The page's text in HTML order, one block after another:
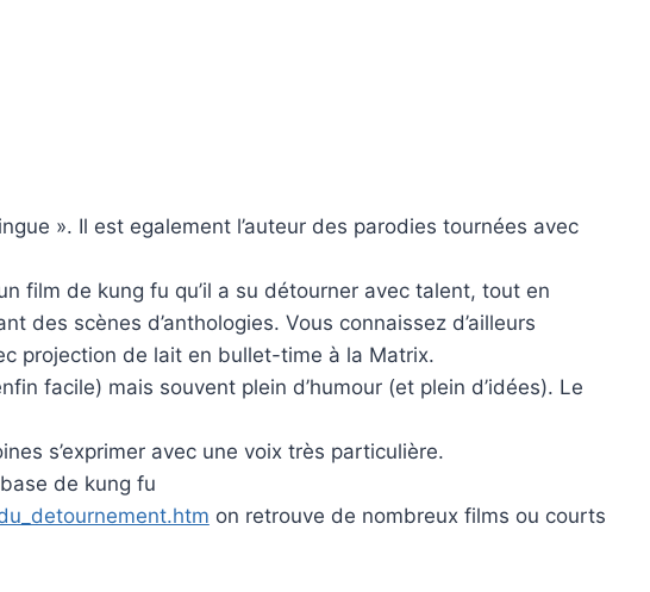
». Il est egalement l’auteur des parodies tournées avec
film de kung fu qu’il a su détourner avec talent, tout en
des scènes d’anthologies. Vous connaissez d’ailleurs
projection de lait en bullet-time à la Matrix.
facile) mais souvent plein d’humour (et plein d’idées). Le
s’exprimer avec une voix très particulière.
de kung fu
on retrouve de nombreux films ou courts